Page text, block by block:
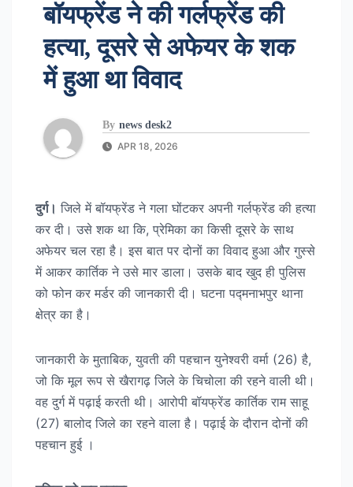
बॉयफ्रेंड ने की गर्लफ्रेंड की
हत्या, दूसरे से अफेयर के शक
में हुआ था विवाद
By news desk2
APR 18, 2026
दुर्ग। जिले में बॉयफ्रेंड ने गला घोंटकर अपनी गर्लफ्रेंड की हत्या
कर दी। उसे शक था कि, प्रेमिका का किसी दूसरे के साथ
अफेयर चल रहा है। इस बात पर दोनों का विवाद हुआ और गुस्से
में आकर कार्तिक ने उसे मार डाला। उसके बाद खुद ही पुलिस
को फोन कर मर्डर की जानकारी दी। घटना पद्मनाभपुर थाना
क्षेत्र का है।
जानकारी के मुताबिक, युवती की पहचान युनेश्वरी वर्मा (26) है,
जो कि मूल रूप से खैरागढ़ जिले के चिचोला की रहने वाली थी।
वह दुर्ग में पढ़ाई करती थी। आरोपी बॉयफ्रेंड कार्तिक राम साहू
(27) बालोद जिले का रहने वाला है। पढ़ाई के दौरान दोनों की
पहचान हुई ।